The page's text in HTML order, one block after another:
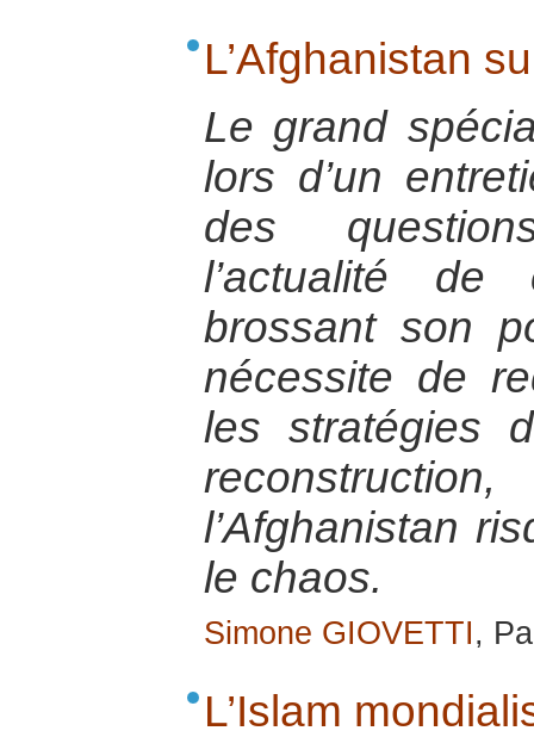
L’Afghanistan
Le grand
lors d’un
des
l’actualité
brossant son
nécessite de
les stratégies
l’Afghanistan
le chaos.
Simone GIOVETTI,
L’Islam